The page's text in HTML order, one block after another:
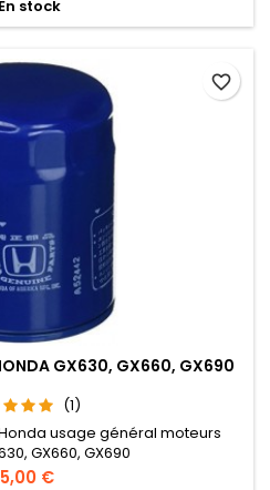
En stock
GX630, GX660, GX690
(1)
usage général moteurs
GX660, GX690
€
favorite_border